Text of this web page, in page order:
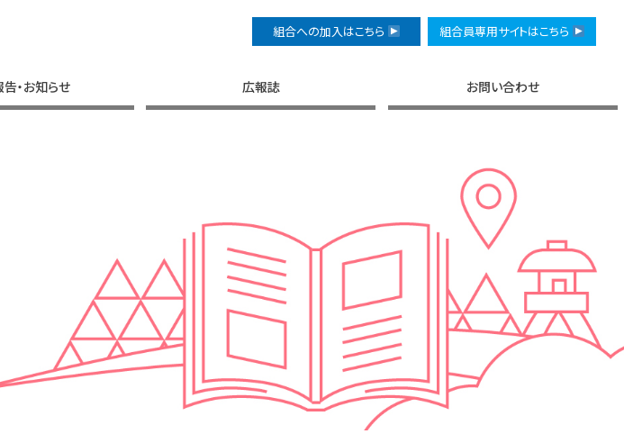
組合への加入はこちら 組合員専用サイトはこちら
・お知らせ 広報誌 お問い合わせ